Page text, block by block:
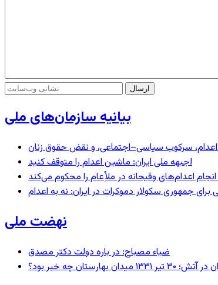
بیانیه سازمان‌های ملی
اعدام، سرکوب سیاسی–اجتماعی، و نقض حقوق زنان
جبهه ملی ایران: ماشین اعدام را متوقف کنید!
اعدام‌های وقیحانه در ملأِعام را محکوم می‌کند
جمهوری سکولار دموکرات در ایران: نه به اعدام
نهضت ملی
ضیاء مصباح: در باره دولت دکتر مصدق
چه خبر بود؟